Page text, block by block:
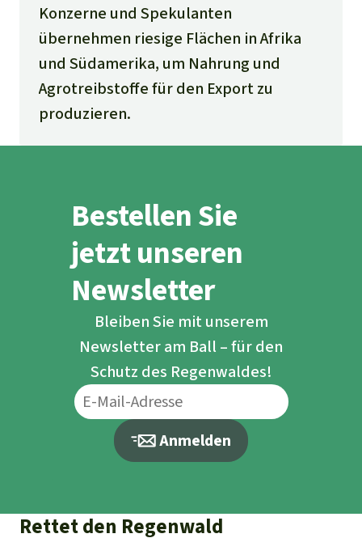
Konzerne und Spekulanten
übernehmen riesige Flächen in Afrika
und Südamerika, um Nahrung und
Agrotreibstoffe für den Export zu
produzieren.
Bestellen Sie
jetzt unseren
Newsletter
Bleiben Sie mit unserem
Newsletter am Ball – für den
Schutz des Regenwaldes!
Anmelden
Rettet den Regenwald